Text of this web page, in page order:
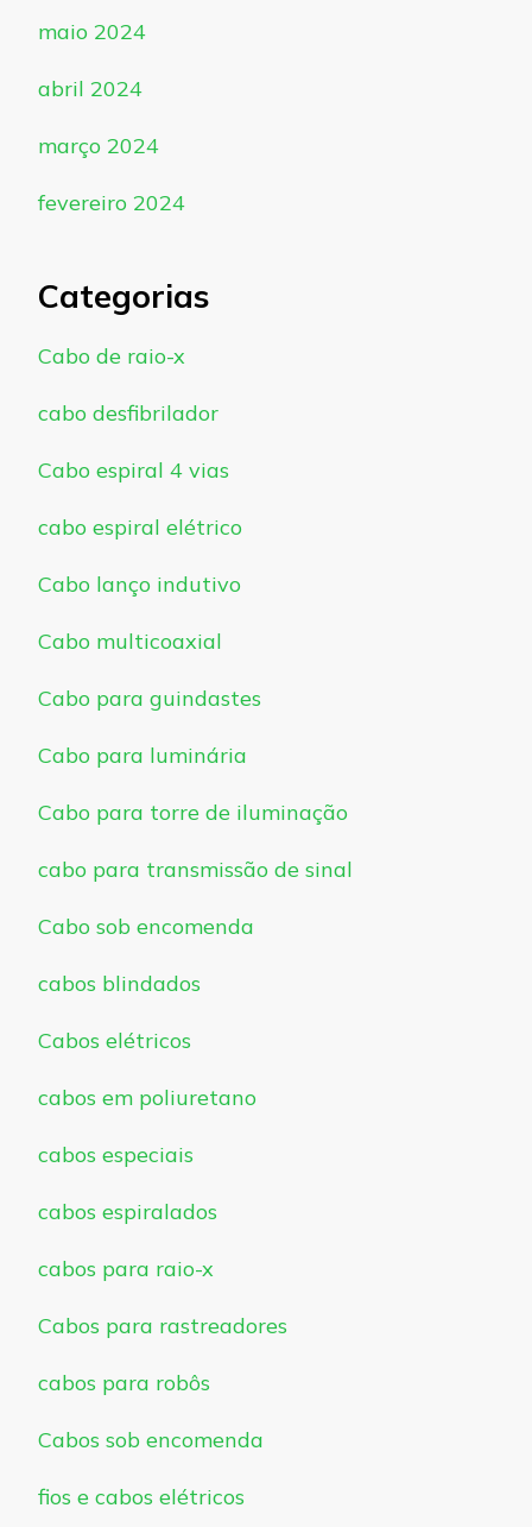
maio 2024
abril 2024
março 2024
fevereiro 2024
Categorias
Cabo de raio-x
cabo desfibrilador
Cabo espiral 4 vias
cabo espiral elétrico
Cabo lanço indutivo
Cabo multicoaxial
Cabo para guindastes
Cabo para luminária
Cabo para torre de iluminação
cabo para transmissão de sinal
Cabo sob encomenda
cabos blindados
Cabos elétricos
cabos em poliuretano
cabos especiais
cabos espiralados
cabos para raio-x
Cabos para rastreadores
cabos para robôs
Cabos sob encomenda
fios e cabos elétricos